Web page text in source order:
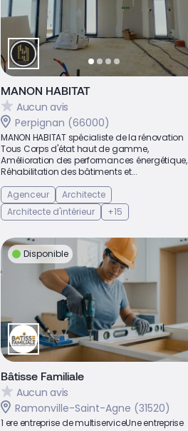
MANON HABITAT
Aucun avis
Perpignan (66000)
MANON HABITAT spécialiste de la rénovation
Tous Corps d'état haut de gamme,
Amélioration des performances énergétique,
Réhabilitation des bâtiments et...
Agenceur
Architecte
Architecte d'intérieur
+15
Disponible
Bâtisse Familiale
Aucun avis
Ramonville-Saint-Agne (31520)
1 ere entreprise de multiserviceUne entreprise